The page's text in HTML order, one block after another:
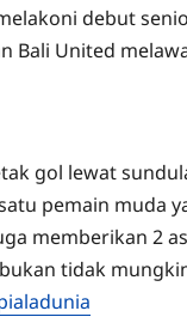
debut
Bali United
gol lewat
pemain muda
memberikan 2
tidak